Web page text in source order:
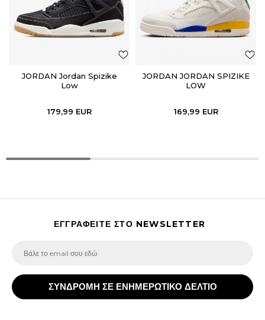
JORDAN Jordan Spizike
Low
179,99 EUR
JORDAN JORDAN SPIZIKE
LOW
169,99 EUR
ΕΓΓΡΑΦΕΙΤΕ ΣΤΟ NEWSLETTER
ΣΥΝΔΡΟΜΗ ΣΕ ΕΝΗΜΕΡΩΤΙΚΟ ΔΕΛΤΙΟ